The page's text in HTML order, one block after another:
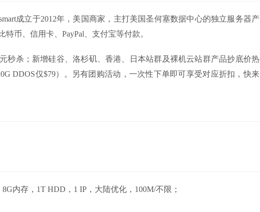
成立于2012年，美国商家，主打美国圣何塞数据中心的独立服务器产
币、信用卡、PayPal、支付宝等付款。
秒杀；新增硅谷、洛杉矶、香港、日本站群及裸机云站群产品抄底价热
DDOS仅$79）。另有团购活动，一次性下单即可享受对应折扣，快来
内存，1T HDD，1 IP，大陆优化，100M/不限；